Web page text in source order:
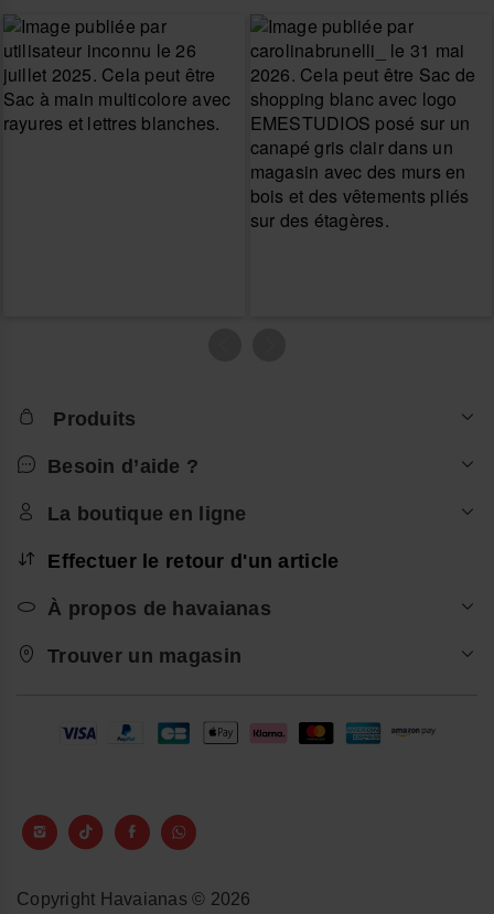
Produits
Besoin d’aide ?
La boutique en ligne
Effectuer le retour d'un article
À propos de havaianas
Trouver un magasin
Copyright Havaianas © 2026